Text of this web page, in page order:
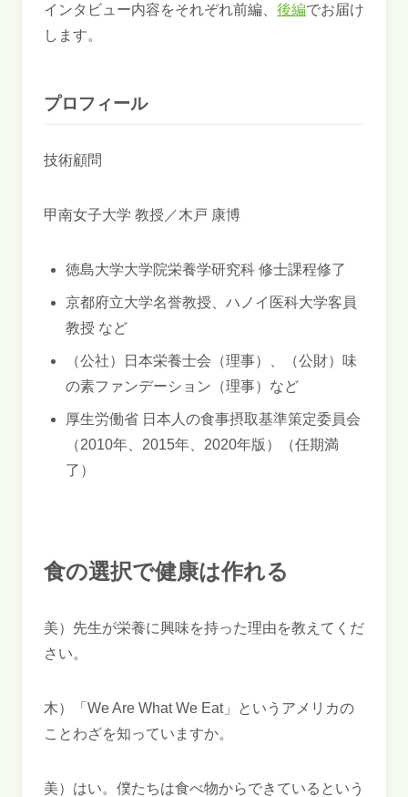
インタビュー内容をそれぞれ前編、 後編でお届け
します。
プロフィール
技術顧問
甲南女子大学 教授／木戸 康博
徳島大学大学院栄養学研究科 修士課程修了
京都府立大学名誉教授、ハノイ医科大学客員
教授 など
（公社）日本栄養士会（理事）、（公財）味
の素ファンデーション（理事）など
厚生労働省 日本人の食事摂取基準策定委員会
（2010年、2015年、2020年版）（任期満
了）
食の選択で健康は作れる
美）先生が栄養に興味を持った理由を教えてくだ
さい。
木）「We Are What We Eat」というアメリカの
ことわざを知っていますか。
美）はい。僕たちは食べ物からできているという